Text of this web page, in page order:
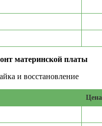
материнской платы
и восстановление
Цена